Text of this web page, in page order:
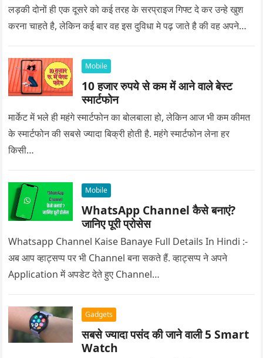
लड़की दोनों ही एक दूसरे को कई तरह के सरप्राइज गिफ्ट दे कर उन्हे खुश
करना चाहते है, लेकिन कई बार वह इस दुविधा मे पढ़ जाते है की वह अपने
Mobile
10 हजार रुपये से कम में आने वाले बेस्ट
स्मार्टफोन
मार्केट में भले ही महंगे स्मार्टफोन का बोलबाला हो, लेकिन आज भी कम कीमत
के स्मार्टफोन की सबसे ज्यादा बिक्री होती है. महंगे स्मार्टफोन लेना हर
किसी…
Mobile
WhatsApp Channel कैसे बनाएं?
जानिए पूरी प्रोसेस
Whatsapp Channel Kaise Banaye Full Details In Hindi :-
अब आप व्हाट्सप्प पर भी Channel बना सकते हैं. व्हाट्सप्प ने अपने
Application में अपडेट देते हुए Channel…
Gadgets
सबसे ज्यादा पसंद की जाने वाली 5 Smart
Watch